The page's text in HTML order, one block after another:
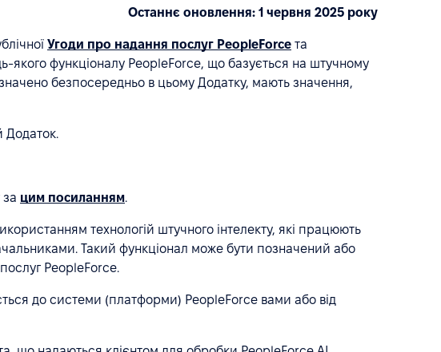
Останнє оновлення: 1 червня 2025 року
Угоди про надання послуг PeopleForce та
якого функціоналу PeopleForce, що базується на штучному
безпосередньо в цьому Додатку, мають значення,
Додаток.
цим посиланням.
технологій штучного інтелекту, які працюють
Такий функціонал може бути позначений або
PeopleForce.
до системи (платформи) PeopleForce вами або від